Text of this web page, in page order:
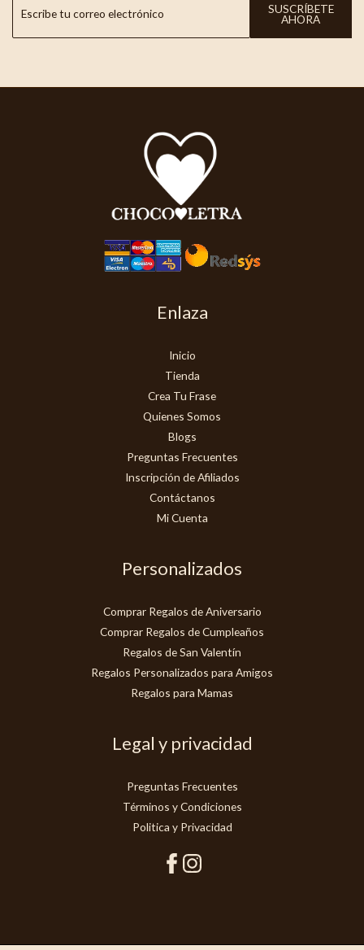
SUSCRÍBETE
AHORA
Enlaza
Inicio
Tienda
Crea Tu Frase
Quienes Somos
Blogs
Preguntas Frecuentes
Inscripción de Afiliados
Contáctanos
Mi Cuenta
Personalizados
Comprar Regalos de Aniversario
Comprar Regalos de Cumpleaños
Regalos de San Valentín
Regalos Personalizados para Amigos
Regalos para Mamas
Legal y privacidad
Preguntas Frecuentes
Términos y Condiciones
Politica y Privacidad